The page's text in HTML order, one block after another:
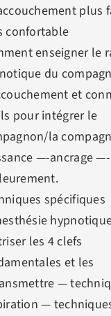
plus
confortable
enseigner le
du
et
pour intégrer le
la
—-ancrage —-
spécifiques
les 4 clefs
et les
—
—